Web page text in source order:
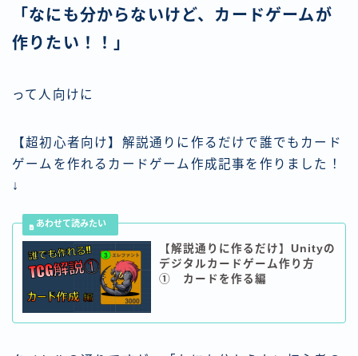
「なにも分からないけど、カードゲームが
作りたい！！」
って人向けに
【超初心者向け】解説通りに作るだけで誰でもカード
ゲームを作れるカードゲーム作成記事を作りました！
↓
【解説通りに作るだけ】Unityの
デジタルカードゲーム作り方
① カードを作る編